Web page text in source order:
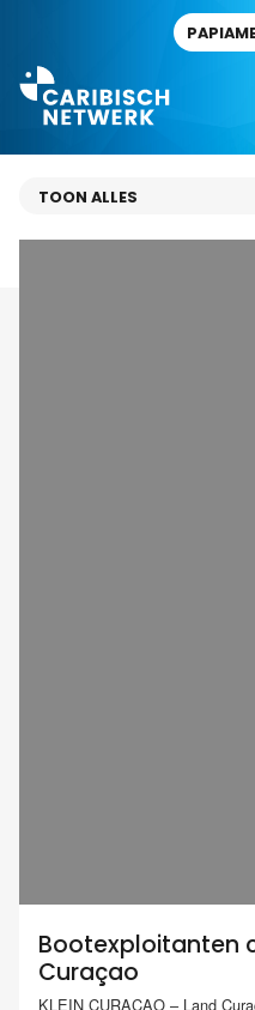
Bootexploitanten
Curaçao
KLEIN CURAÇAO – Land